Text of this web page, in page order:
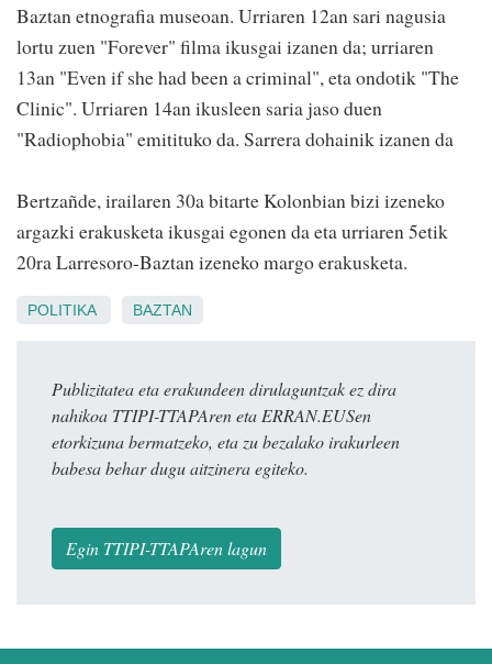
Baztan etnografia museoan. Urriaren 12an sari nagusia
lortu zuen "Forever" filma ikusgai izanen da; urriaren
13an "Even if she had been a criminal", eta ondotik "The
Clinic". Urriaren 14an ikusleen saria jaso duen
"Radiophobia" emitituko da. Sarrera dohainik izanen da
Bertzañde, irailaren 30a bitarte Kolonbian bizi izeneko
argazki erakusketa ikusgai egonen da eta urriaren 5etik
20ra Larresoro-Baztan izeneko margo erakusketa.
POLITIKA BAZTAN
Publizitatea eta erakundeen dirulaguntzak ez dira
nahikoa TTIPI-TTAPAren eta ERRAN.EUSen
etorkizuna bermatzeko, eta zu bezalako irakurleen
babesa behar dugu aitzinera egiteko.
Egin TTIPI-TTAPAren lagun